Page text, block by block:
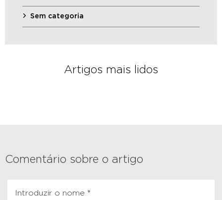
Sem categoria
Artigos mais lidos
Comentário sobre o artigo